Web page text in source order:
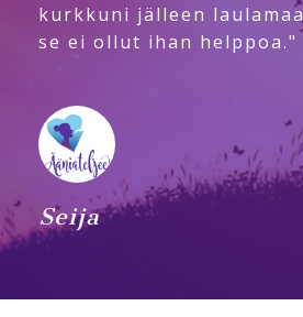
kurkkuni jälleen
se ei ollut ihan helppoa."
Seija